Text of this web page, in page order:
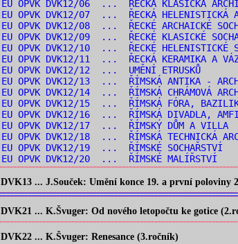
EU OPVK DVK12/06 ... ŘECKÁ KLASICKÁ
EU OPVK DVK12/07 ... ŘECKÁ HELENISTICKÁ
EU OPVK DVK12/08 ... ŘECKÉ ARCHAICKÉ
EU OPVK DVK12/09 ... ŘECKÉ KLASICKÉ
EU OPVK DVK12/10 ... ŘECKÉ HELENISTICKÉ
EU OPVK DVK12/11 ... ŘECKÁ KERAMIKA A
EU OPVK DVK12/12 ... UMĚNÍ ETRUSKŮ
EU OPVK DVK12/13 ... ŘÍMSKÁ ANTIKA -
EU OPVK DVK12/14 ... ŘÍMSKÁ CHRÁMOVÁ
EU OPVK DVK12/15 ... ŘÍMSKÁ FÓRA,
EU OPVK DVK12/16 ... ŘÍMSKÁ DIVADLA,
EU OPVK DVK12/17 ... ŘÍMSKÝ DŮM A VILLA
EU OPVK DVK12/18 ... ŘÍMSKÁ TECHNICKÁ
EU OPVK DVK12/19 ... ŘÍMSKÉ SOCHAŘSTVÍ
EU OPVK DVK12/20 ... ŘÍMSKÉ MALÍŘSTVÍ
DVK13 ... J.Souček: Umění konce 19. a první poloviny
DVK21 ... K.Švuger: Od nového letopočtu ke gotice
DVK22 ... K.Švuger: Renesance (3.ročník)